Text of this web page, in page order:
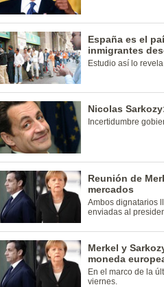
España es el
inmigrantes
Estudio así lo
Nicolas
Incertidumbre
Reunión de
mercados
Ambos dignatarios
enviadas al
Merkel y
moneda
En el marco de la
viernes.